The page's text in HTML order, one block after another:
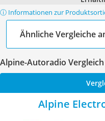
ⓘ Informationen zur
Ähnliche Vergleiche
Alpine-Autoradio
Alpine